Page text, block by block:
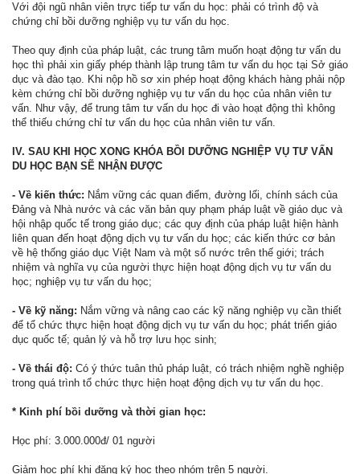
Với đội ngũ nhân viên trực tiếp tư vấn du học: phải có trình độ và
chứng chỉ bồi dưỡng nghiệp vụ tư vấn du học.
Theo quy định của pháp luật, các trung tâm muốn hoạt động tư vấn du
học thì phải xin giấy phép thành lập trung tâm tư vấn du học tại Sở giáo
dục và đào tạo. Khi nộp hồ sơ xin phép hoạt động khách hàng phải nộp
kèm chứng chỉ bồi dưỡng nghiệp vụ tư vấn du học của nhân viên tư
vấn. Như vậy, để trung tâm tư vấn du học đi vào hoạt động thì không
thể thiếu chứng chỉ tư vấn du học của nhân viên tư vấn.
IV. SAU KHI HỌC XONG KHÓA BỒI DƯỠNG NGHIỆP VỤ TƯ VẤN
DU HỌC BẠN SẼ NHẬN ĐƯỢC
- Về kiến thức: Nắm vững các quan điểm, đường lối, chính sách của
Đảng và Nhà nước và các văn bản quy phạm pháp luật về giáo dục và
hội nhập quốc tế trong giáo dục; các quy định của pháp luật hiện hành
liên quan đến hoạt động dịch vụ tư vấn du học; các kiến thức cơ bản
về hệ thống giáo dục Việt Nam và một số nước trên thế giới; trách
nhiệm và nghĩa vụ của người thực hiện hoạt động dịch vụ tư vấn du
học; nghiệp vụ tư vấn du học;
- Về kỹ năng: Nắm vững và nâng cao các kỹ năng nghiệp vụ cần thiết
để tổ chức thực hiện hoạt động dịch vụ tư vấn du học; phát triển giáo
dục quốc tế; quản lý và hỗ trợ lưu học sinh;
- Về thái độ: Có ý thức tuân thủ pháp luật, có trách nhiệm nghề nghiệp
trong quá trình tổ chức thực hiện hoạt động dịch vụ tư vấn du học.
* Kinh phí bồi dưỡng và thời gian học:
Học phí: 3.000.000đ/ 01 người
Giảm học phí khi đăng ký học theo nhóm trên 5 người.